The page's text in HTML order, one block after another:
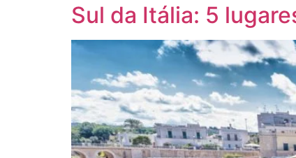
Sul da Itália: 5